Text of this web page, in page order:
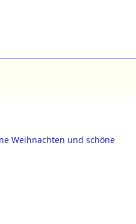
Weihnachten und schöne